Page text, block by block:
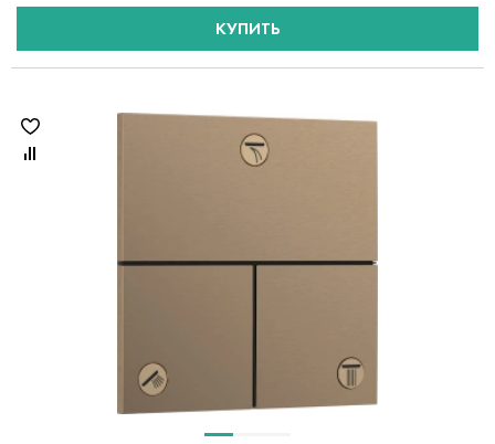
КУПИТЬ